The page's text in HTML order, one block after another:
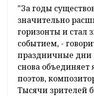
"За годы
значительно
горизонты и стал
событием, -
праздничные дни
снова
поэтов,
Тысячи зрителей